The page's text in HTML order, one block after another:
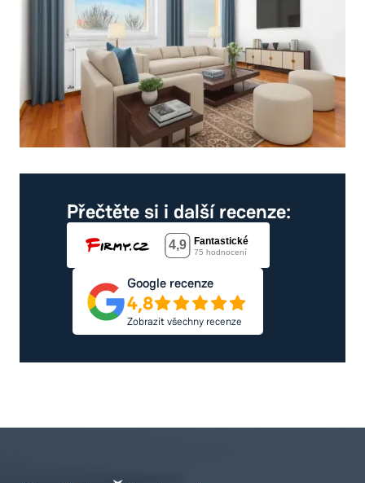
Přečtěte si i další recenze:
Google recenze
4,8
Zobrazit všechny recenze